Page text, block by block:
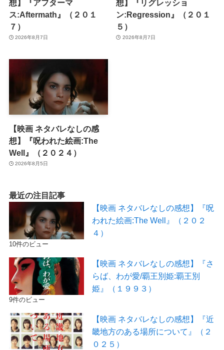
想】『アフターマ
ス:Aftermath』（２０１
７）
2026年8月7日
想】『リグレッショ
ン:Regression』（２０１
５）
2026年8月7日
【映画 ネタバレなしの感
想】『呪われた絵画:The
Well』（２０２４）
2026年8月5日
最近の注目記事
【映画 ネタバレなしの感想】『呪
われた絵画:The Well』（２０２
４）
10件のビュー
【映画 ネタバレなしの感想】『さ
らば、わが愛/覇王別姫:覇王別
姫』（１９９３）
9件のビュー
【映画 ネタバレなしの感想】『近
畿地方のある場所について』（２
０２５）